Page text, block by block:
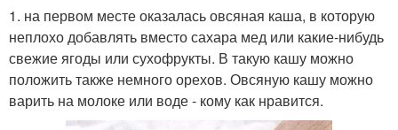
1. на первом месте оказалась овсяная каша, в которую
неплохо добавлять вместо сахара мед или какие-нибудь
свежие ягоды или сухофрукты. В такую кашу можно
положить также немного орехов. Овсяную кашу можно
варить на молоке или воде - кому как нравится.